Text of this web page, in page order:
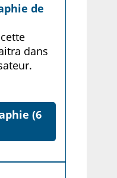
de
dans
(6